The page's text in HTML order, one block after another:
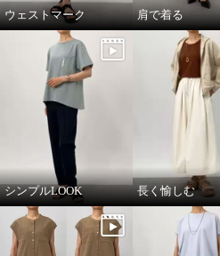
ウェストマーク 肩で着る
シンプルLOOK 長く愉しむ